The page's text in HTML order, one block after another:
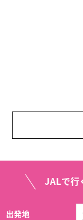
JALで行
出発地